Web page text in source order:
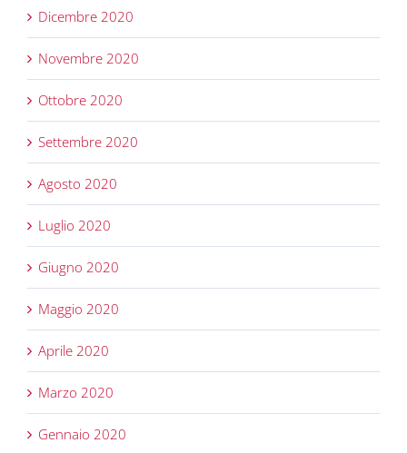
Dicembre 2020
Novembre 2020
Ottobre 2020
Settembre 2020
Agosto 2020
Luglio 2020
Giugno 2020
Maggio 2020
Aprile 2020
Marzo 2020
Gennaio 2020